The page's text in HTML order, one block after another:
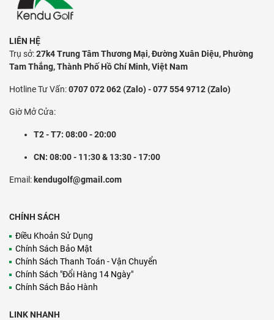
LIÊN HỆ
Trụ sở:27k4 Trung Tâm Thương Mại, Đường Xuân Diệu, Phường
Tam Thắng, Thành Phố Hồ Chí Minh, Việt Nam
Hotline Tư Vấn:0707 072 062 (Zalo) - 077 554 9712 (Zalo)
Giờ Mở Cửa:
T2 - T7: 08:00 - 20:00
CN: 08:00 - 11:30 & 13:30 - 17:00
Email: kendugolf@gmail.com
CHÍNH SÁCH
Điều Khoản Sử Dụng
Chính Sách Bảo Mật
Chính Sách Thanh Toán - Vận Chuyển
Chính Sách "Đổi Hàng 14 Ngày"
Chính Sách Bảo Hành
LINK NHANH